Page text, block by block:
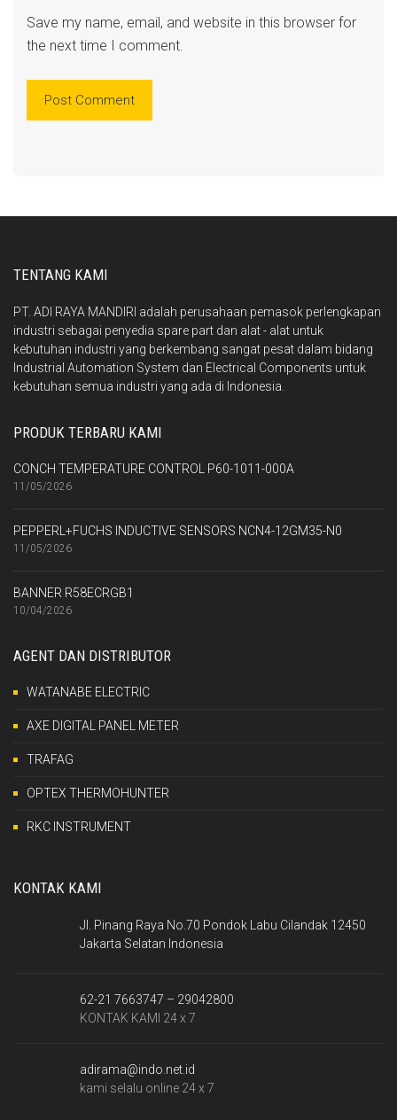
Save my name, email, and website in this browser for
the next time I comment.
TENTANG KAMI
PT. ADI RAYA MANDIRI adalah perusahaan pemasok perlengkapan
industri sebagai penyedia spare part dan alat - alat untuk
kebutuhan industri yang berkembang sangat pesat dalam bidang
Industrial Automation System dan Electrical Components untuk
kebutuhan semua industri yang ada di Indonesia.
PRODUK TERBARU KAMI
CONCH TEMPERATURE CONTROL P60-1011-000A
11/05/2026
PEPPERL+FUCHS INDUCTIVE SENSORS NCN4-12GM35-N0
11/05/2026
BANNER R58ECRGB1
10/04/2026
AGENT DAN DISTRIBUTOR
WATANABE ELECTRIC
AXE DIGITAL PANEL METER
TRAFAG
OPTEX THERMOHUNTER
RKC INSTRUMENT
KONTAK KAMI
Jl. Pinang Raya No.70 Pondok Labu Cilandak 12450
Jakarta Selatan Indonesia
62-21 7663747 – 29042800
KONTAK KAMI 24 x 7
adirama@indo.net.id
kami selalu online 24 x 7